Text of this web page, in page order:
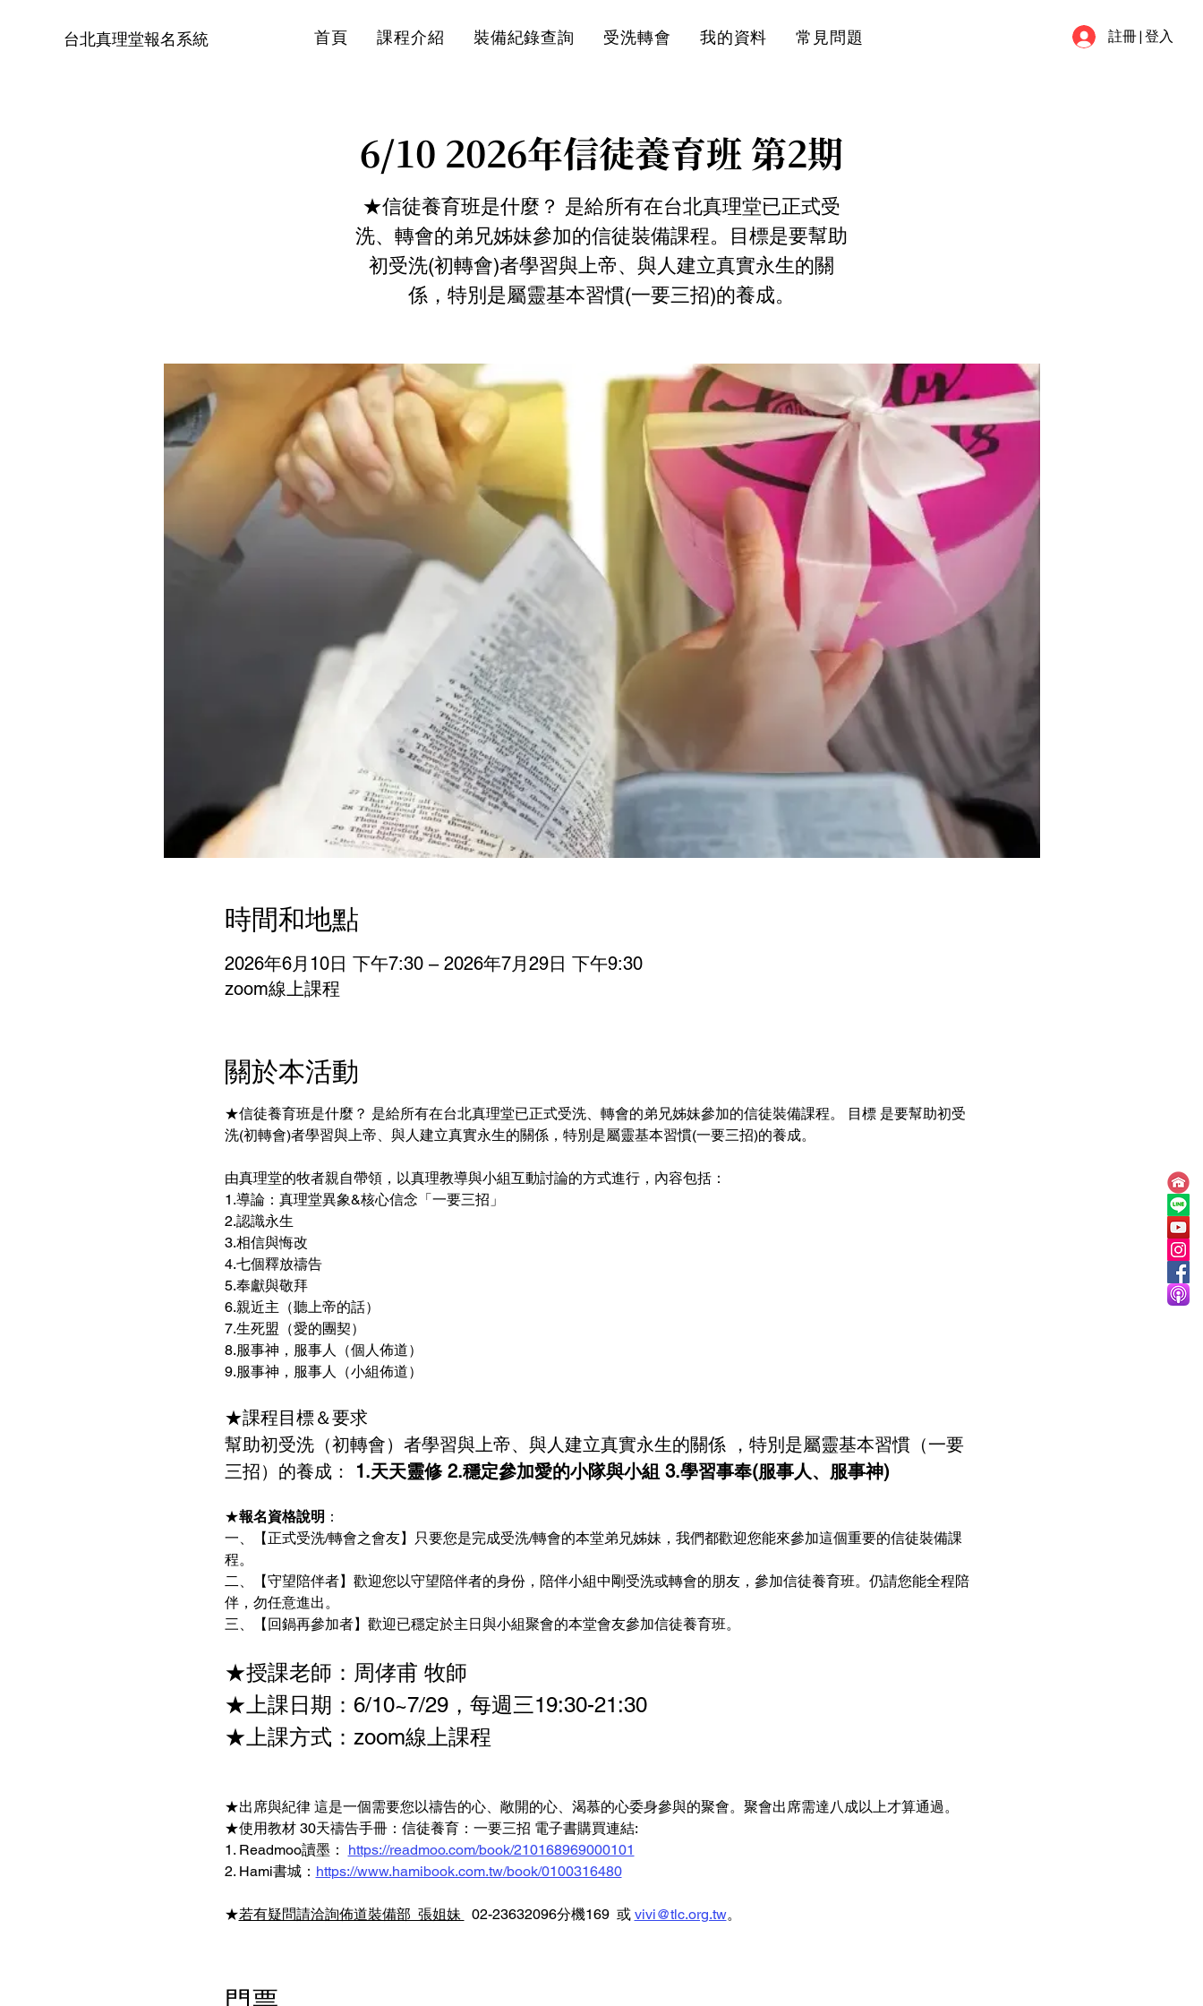
台北真理堂報名系統 首頁 課程介紹 裝備紀錄查詢 受洗轉會 我的資料 常見問題 註冊 | 登入
6/10 2026年信徒養育班 第2期
★信徒養育班是什麼？ 是給所有在台北真理堂已正式受
洗、轉會的弟兄姊妹參加的信徒裝備課程。目標是要幫助
初受洗(初轉會)者學習與上帝、與人建立真實永生的關
係，特別是屬靈基本習慣(一要三招)的養成。
時間和地點
2026年6月10日 下午7:30 – 2026年7月29日 下午9:30
zoom線上課程
關於本活動
★信徒養育班是什麼？ 是給所有在台北真理堂已正式受洗、轉會的弟兄姊妹參加的信徒裝備課程。 目標 是要幫助初受
洗(初轉會)者學習與上帝、與人建立真實永生的關係，特別是屬靈基本習慣(一要三招)的養成。
由真理堂的牧者親自帶領，以真理教導與小組互動討論的方式進行，內容包括：
​1.導論：真理堂異象&核心信念「一要三招」
2.認識永生
3.相信與悔改
4.七個釋放禱告
5.奉獻與敬拜
6.親近主（聽上帝的話）
7.生死盟（愛的團契）
8.服事神，服事人（個人佈道）
9.服事神，服事人（小組佈道）
★課程目標＆要求
幫助初受洗（初轉會）者學習與上帝、與人建立真實永生的關係 ，特別是屬靈基本習慣（一要
三招）的養成：
1.天天靈修 2.穩定參加愛的小隊與小組 3.學習事奉(服事人、服事神)
★報名資格說明 ：
一、【正式受洗/轉會之會友】只要您是完成受洗/轉會的本堂弟兄姊妹，我們都歡迎您能來參加這個重要的信徒裝備課
程。
二、【守望陪伴者】歡迎您以守望陪伴者的身份，陪伴小組中剛受洗或轉會的朋友，參加信徒養育班。仍請您能全程陪
伴，勿任意進出。
三、【回鍋再參加者】歡迎已穩定於主日與小組聚會的本堂會友參加信徒養育班。
★授課老師：周侾甫 牧師
★上課日期：6/10~7/29，每週三19:30-21:30
★上課方式：zoom線上課程
★出席與紀律 這是一個需要您以禱告的心、敞開的心、渴慕的心委身參與的聚會。聚會出席需達八成以上才算通過。
★使用教材 30天禱告手冊：信徒養育：一要三招 電子書購買連結:
1. Readmoo讀墨：
https://readmoo.com/book/210168969000101
2. Hami書城： https://www.hamibook.com.tw/book/0100316480
★若有疑問請洽詢佈道裝備部  張姐妹 02-23632096分機169  或 vivi@tlc.org.tw。